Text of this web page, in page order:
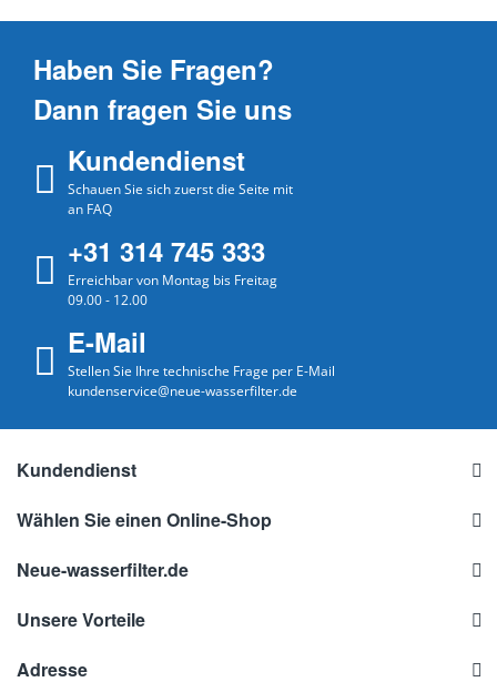
Haben Sie Fragen?
Dann fragen Sie uns
Kundendienst
Schauen Sie sich zuerst die Seite mit
an FAQ
+31 314 745 333
Erreichbar von Montag bis Freitag
09.00 - 12.00
E-Mail
Stellen Sie Ihre technische Frage per E-Mail
kundenservice@neue-wasserfilter.de
Kundendienst
Wählen Sie einen Online-Shop
Neue-wasserfilter.de
Unsere Vorteile
Adresse